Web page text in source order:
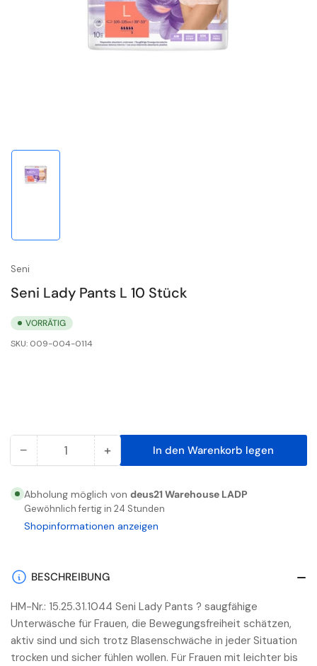
1
in
Modal
öffnen
Seni
Seni Lady Pants L 10 Stück
VORRÄTIG
SKU: 009-004-0114
− Menge
für
Seni
Lady
10
Anzahl +Menge
für
Seni
Lady
10
In den Warenkorb legen
Abholung möglich von deus21 Warehouse LADP
Gewöhnlich fertig in 24 Stunden
Shopinformationen anzeigen
BESCHREIBUNG
HM-Nr.: 15.25.31.1044 Seni Lady Pants ? saugfähige
Unterwäsche für Frauen, die Bewegungsfreiheit schätzen,
aktiv sind und sich trotz Blasenschwäche in jeder Situation
trocken und sicher fühlen wollen. Für Frauen mit leichter bis